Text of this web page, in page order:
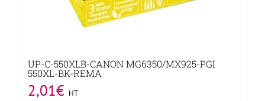
UP-C-550XLB-CANON MG6350/MX925-PGI
550XL-BK-REMA
2,01€ HT